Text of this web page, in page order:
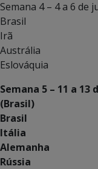
Semana 4 – 4 a 6 de
Brasil
Irã
Austrália
Eslováquia
Semana 5 – 11 a 13
(Brasil)
Brasil
Itália
Alemanha
Rússia